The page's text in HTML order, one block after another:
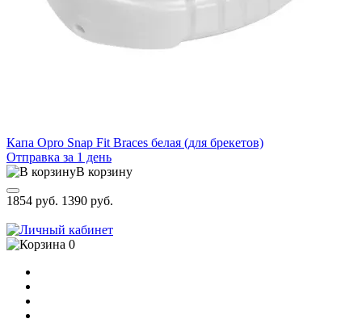
Капа Opro Snap Fit Braces белая (для брекетов)
Отправка за 1 день
В корзину
1854 руб. 1390 руб.
0